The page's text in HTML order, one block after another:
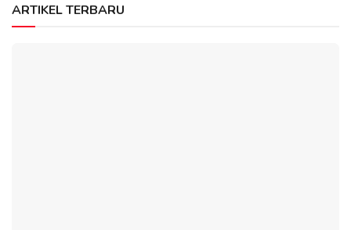
ARTIKEL TERBARU